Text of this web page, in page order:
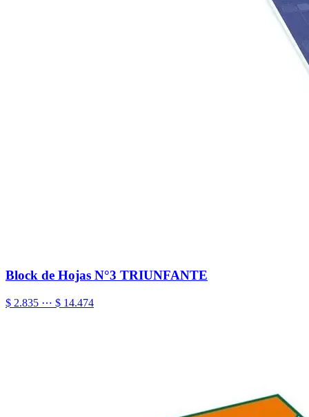
Block de Hojas N°3 TRIUNFANTE
$ 2.835 ⋯ $ 14.474